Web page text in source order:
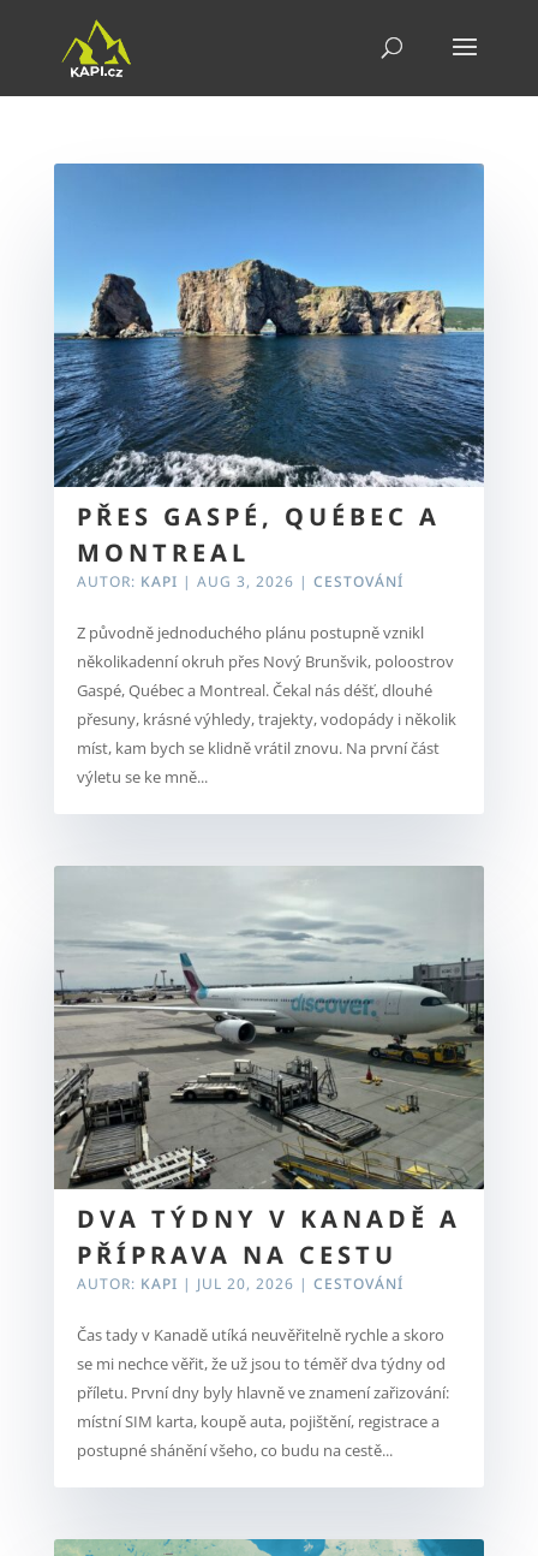
PŘES GASPÉ, QUÉBEC A
MONTREAL
AUTOR: KAPI | AUG 3, 2026 | CESTOVÁNÍ
Z původně jednoduchého plánu postupně vznikl
několikadenní okruh přes Nový Brunšvik, poloostrov
Gaspé, Québec a Montreal. Čekal nás déšť, dlouhé
přesuny, krásné výhledy, trajekty, vodopády i několik
míst, kam bych se klidně vrátil znovu. Na první část
výletu se ke mně...
DVA TÝDNY V KANADĚ A
PŘÍPRAVA NA CESTU
AUTOR: KAPI | JUL 20, 2026 | CESTOVÁNÍ
Čas tady v Kanadě utíká neuvěřitelně rychle a skoro
se mi nechce věřit, že už jsou to téměř dva týdny od
příletu. První dny byly hlavně ve znamení zařizování:
místní SIM karta, koupě auta, pojištění, registrace a
postupné shánění všeho, co budu na cestě...